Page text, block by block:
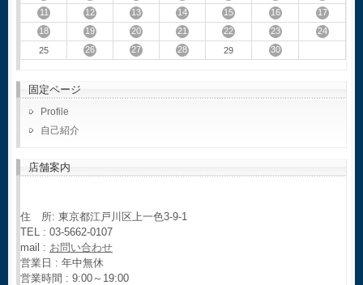
11
12 13 14 15 16
17
18
19 20 21 22 23
24
25
26 27 28 29 30
固定ページ
Profile
自己紹介
店舗案内
住 所: 東京都江戸川区上一色3-9-1
TEL : 03-5662-0107
mail : お問い合わせ
営業日 : 年中無休
営業時間 : 9:00～19:00